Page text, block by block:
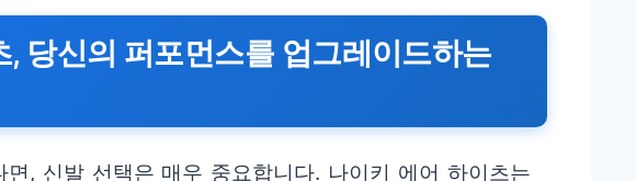
, 당신의 퍼포먼스를 업그레이드하는
, 신발 선택은 매우 중요합니다. 나이키 에어 하이츠는